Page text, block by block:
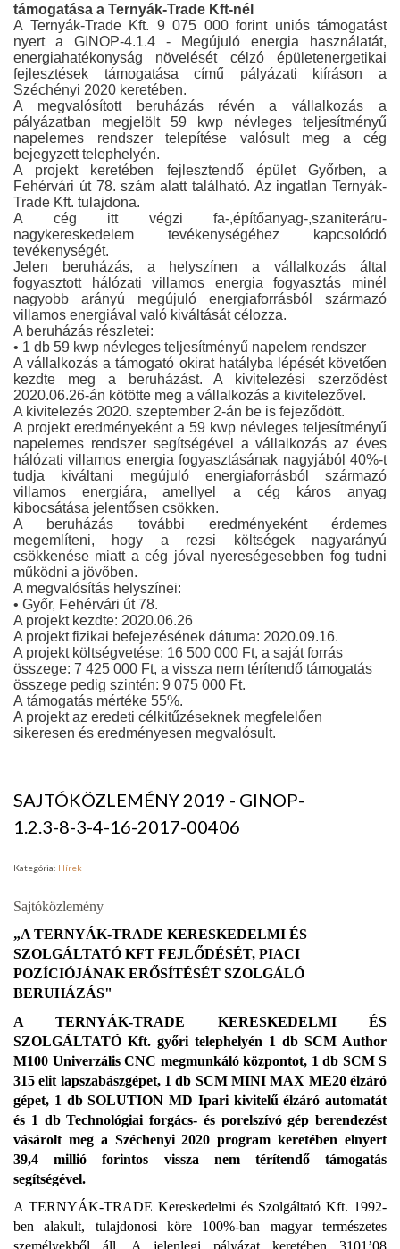
támogatása a Ternyák-Trade Kft-nél
A Ternyák-Trade Kft. 9 075 000 forint uniós támogatást
nyert a GINOP-4.1.4 - Megújuló energia használatát,
energiahatékonyság növelését célzó épületenergetikai
fejlesztések támogatása című pályázati kiíráson a
Széchényi 2020 keretében.
A megvalósított beruházás révén a vállalkozás a
pályázatban megjelölt 59 kwp névleges teljesítményű
napelemes rendszer telepítése valósult meg a cég
bejegyzett telephelyén.
A projekt keretében fejlesztendő épület Győrben, a
Fehérvári út 78. szám alatt található. Az ingatlan Ternyák-
Trade Kft. tulajdona.
A cég itt végzi fa-,építőanyag-,szaniteráru-
nagykereskedelem tevékenységéhez kapcsolódó
tevékenységét.
Jelen beruházás, a helyszínen a vállalkozás által
fogyasztott hálózati villamos energia fogyasztás minél
nagyobb arányú megújuló energiaforrásból származó
villamos energiával való kiváltását célozza.
A beruházás részletei:
• 1 db 59 kwp névleges teljesítményű napelem rendszer
A vállalkozás a támogató okirat hatályba lépését követően
kezdte meg a beruházást. A kivitelezési szerződést
2020.06.26-án kötötte meg a vállalkozás a kivitelezővel.
A kivitelezés 2020. szeptember 2-án be is fejeződött.
A projekt eredményeként a 59 kwp névleges teljesítményű
napelemes rendszer segítségével a vállalkozás az éves
hálózati villamos energia fogyasztásának nagyjából 40%-t
tudja kiváltani megújuló energiaforrásból származó
villamos energiára, amellyel a cég káros anyag
kibocsátása jelentősen csökken.
A beruházás további eredményeként érdemes
megemlíteni, hogy a rezsi költségek nagyarányú
csökkenése miatt a cég jóval nyereségesebben fog tudni
működni a jövőben.
A megvalósítás helyszínei:
• Győr, Fehérvári út 78.
A projekt kezdte: 2020.06.26
A projekt fizikai befejezésének dátuma: 2020.09.16.
A projekt költségvetése: 16 500 000 Ft, a saját forrás
összege: 7 425 000 Ft, a vissza nem térítendő támogatás
összege pedig szintén: 9 075 000 Ft.
A támogatás mértéke 55%.
A projekt az eredeti célkitűzéseknek megfelelően
sikeresen és eredményesen megvalósult.
SAJTÓKÖZLEMÉNY 2019 - GINOP-
1.2.3-8-3-4-16-2017-00406
Kategória: Hírek
Sajtóközlemény
„A TERNYÁK-TRADE KERESKEDELMI ÉS
SZOLGÁLTATÓ KFT FEJLŐDÉSÉT, PIACI
POZÍCIÓJÁNAK ERŐSÍTÉSÉT SZOLGÁLÓ
BERUHÁZÁS"
A TERNYÁK-TRADE KERESKEDELMI ÉS
SZOLGÁLTATÓ Kft. győri telephelyén 1 db SCM Author
M100 Univerzális CNC megmunkáló központot, 1 db SCM S
315 elit lapszabászgépet, 1 db SCM MINI MAX ME20 élzáró
gépet, 1 db SOLUTION MD Ipari kivitelű élzáró automatát
és 1 db Technológiai forgács- és porelszívó gép berendezést
vásárolt meg a Széchenyi 2020 program keretében elnyert
39,4 millió forintos vissza nem térítendő támogatás
segítségével.
A TERNYÁK-TRADE Kereskedelmi és Szolgáltató Kft. 1992-
ben alakult, tulajdonosi köre 100%-ban magyar természetes